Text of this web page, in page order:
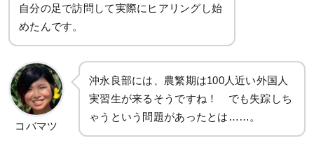
自分の足で訪問して実際にヒアリングし始
めたんです。
コバマツ
沖永良部には、農繁期は100人近い外国人
実習生が来るそうですね！ でも失踪しち
ゃうという問題があったとは……。